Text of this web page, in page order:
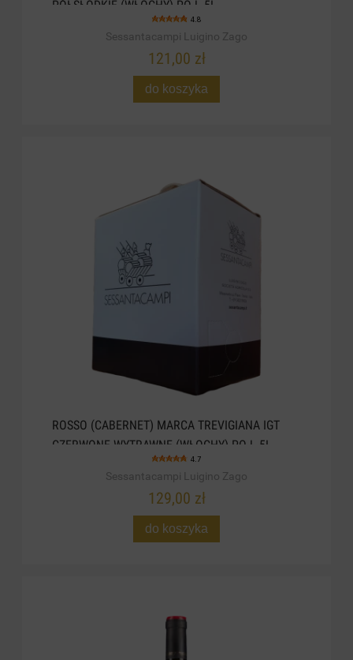
PÓŁSŁODKIE (WŁOCHY) POJ. 5L
4.8
Sessantacampi Luigino Zago
121,00 zł
do koszyka
ROSSO (CABERNET) MARCA TREVIGIANA IGT
CZERWONE WYTRAWNE (WŁOCHY) POJ. 5L
4.7
Sessantacampi Luigino Zago
129,00 zł
do koszyka